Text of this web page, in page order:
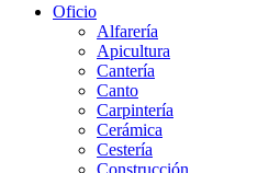
Oficio
Alfarería
Apicultura
Cantería
Canto
Carpintería
Cerámica
Cestería
Construcción